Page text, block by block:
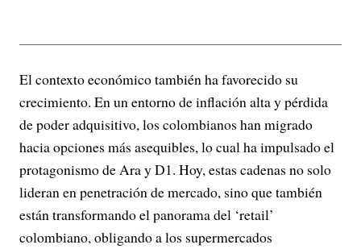
El contexto económico también ha favorecido su
crecimiento. En un entorno de inflación alta y pérdida
de poder adquisitivo, los colombianos han migrado
hacia opciones más asequibles, lo cual ha impulsado el
protagonismo de Ara y D1. Hoy, estas cadenas no solo
lideran en penetración de mercado, sino que también
están transformando el panorama del ‘retail’
colombiano, obligando a los supermercados